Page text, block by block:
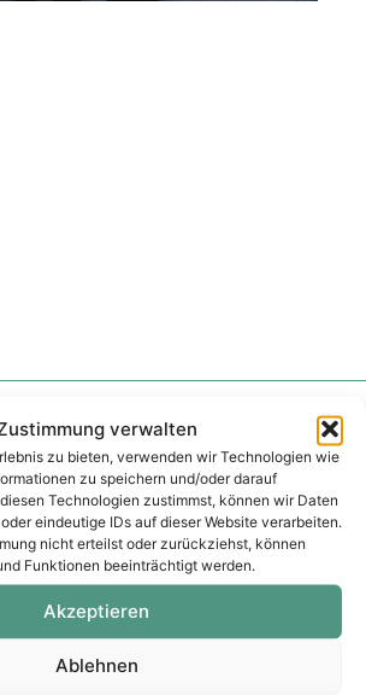
verwalten
zu bieten, verwenden wir Technologien wie
zu speichern und/oder darauf
Technologien zustimmst, können wir Daten
eindeutige IDs auf dieser Website verarbeiten.
nicht erteilst oder zurückziehst, können
Funktionen beeinträchtigt werden.
Akzeptieren
Ablehnen
unseren Sponsoren